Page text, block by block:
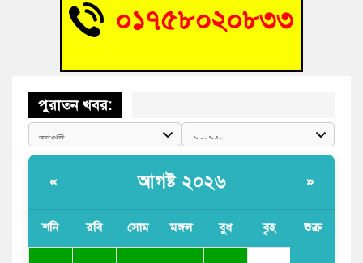
বুড়িচংয়ে জুলাই গণঅভ্যুত্থান দিবস উদযাপন উপলক্ষে প্রস্তুতিমূলক
পুরাতন খবর:
« আগষ্ট ২০২৬ »
শনি রবি সোম মঙ্গল বুধ বৃহ শুক্র